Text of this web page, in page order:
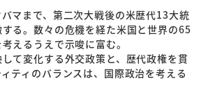
マまで、第二次大戦後の米歴代13大統
る。数々の危機を経た米国と世界の65
えるうえで示唆に富む。
て変化する外交政策と、歴代政権を貫
ティのバランスは、国際政治を考える